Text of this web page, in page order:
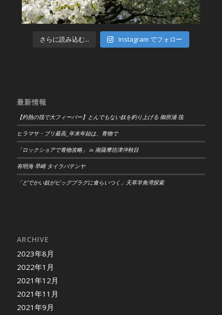
さらに読み込む... Instagram でフォロー
最新情報
【灼熱の筏で大フィーバー】とんでもない奴を釣り上げる 御所浦 筏
ヒラマサ・ブリ最高_年末年始は、青物で
「ロックショアで青物攻略」 in 南薩摩坊津沖秋目
有明海 早崎 タイラバテンヤ
「どでかい奴がビッグプラグに食らいつく」天草羊角湾探索
ARCHIVE
2023年8月
2022年1月
2021年12月
2021年11月
2021年9月